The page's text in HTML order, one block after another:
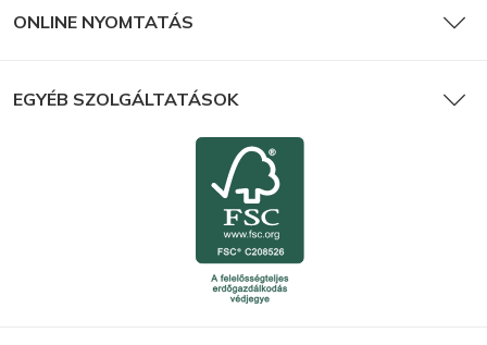
ONLINE NYOMTATÁS
EGYÉB SZOLGÁLTATÁSOK